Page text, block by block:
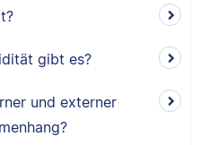
gibt es?
und externer